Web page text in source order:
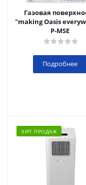
Газовая
"making Oasis
P-MSE
Подробнее
ХИТ ПРОДАЖ